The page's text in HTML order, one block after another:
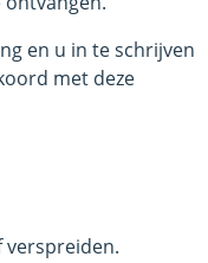
en u in te schrijven
met deze
verspreiden.